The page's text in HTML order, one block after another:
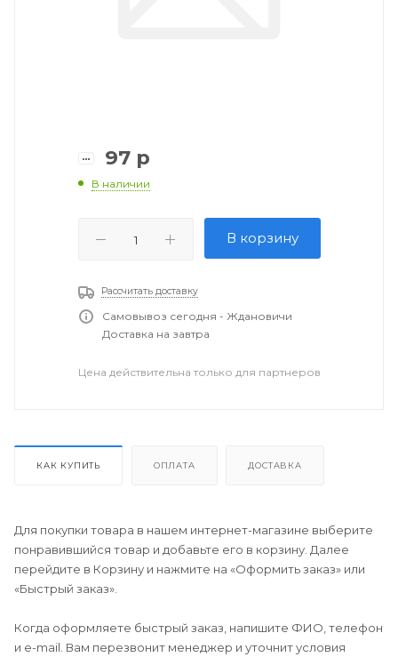
97р
В наличии
В корзину
Рассчитать доставку
Самовывоз сегодня - Ждановичи
Доставка на завтра
Цена действительна только для партнеров
КАК КУПИТЬ ОПЛАТА ДОСТАВКА
Для покупки товара в нашем интернет-магазине выберите
понравившийся товар и добавьте его в корзину. Далее
перейдите в Корзину и нажмите на «Оформить заказ» или
«Быстрый заказ».
Когда оформляете быстрый заказ, напишите ФИО, телефон
и e-mail. Вам перезвонит менеджер и уточнит условия